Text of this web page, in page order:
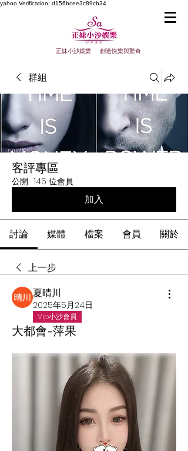
yahoo Verification: d156bcee3c89cb34
正妹小沙娛樂 創造快樂與驚奇
群組
客評專區
公開 · 145 位會員
加入
討論 媒體 檔案 會員 關於
上一步
夏晴川
2025年5月24日
Vip小沙會員
大都會-萍果